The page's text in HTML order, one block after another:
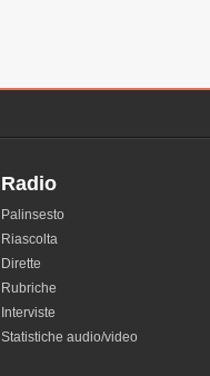
Radio
Palinsesto
Riascolta
Dirette
Rubriche
Interviste
Statistiche audio/video